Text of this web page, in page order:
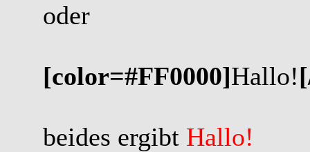
oder
[color=#FF0000]Hallo!
beides ergibt Hallo!